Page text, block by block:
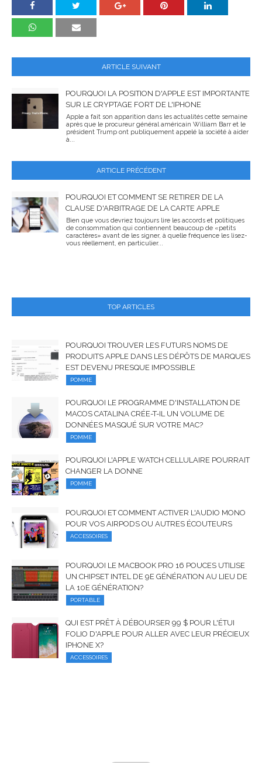
ARTICLE SUIVANT
POURQUOI LA POSITION D'APPLE EST IMPORTANTE
SUR LE CRYPTAGE FORT DE L'IPHONE
Apple a fait son apparition dans les actualités cette semaine
après que le procureur général américain William Barr et le
président Trump ont publiquement appelé la société à aider
à...
ARTICLE PRÉCÉDENT
POURQUOI ET COMMENT SE RETIRER DE LA
CLAUSE D'ARBITRAGE DE LA CARTE APPLE
Bien que vous devriez toujours lire les accords et politiques
de consommation qui contiennent beaucoup de «petits
caractères» avant de les signer, à quelle fréquence les lisez-
vous réellement, en particulier...
TOP ARTICLES
POURQUOI TROUVER LES FUTURS NOMS DE
PRODUITS APPLE DANS LES DÉPÔTS DE MARQUES
EST DEVENU PRESQUE IMPOSSIBLE
POMME
POURQUOI LE PROGRAMME D'INSTALLATION DE
MACOS CATALINA CRÉE-T-IL UN VOLUME DE
DONNÉES MASQUÉ SUR VOTRE MAC?
POMME
POURQUOI L'APPLE WATCH CELLULAIRE POURRAIT
CHANGER LA DONNE
POMME
POURQUOI ET COMMENT ACTIVER L'AUDIO MONO
POUR VOS AIRPODS OU AUTRES ÉCOUTEURS
ACCESSOIRES
POURQUOI LE MACBOOK PRO 16 POUCES UTILISE
UN CHIPSET INTEL DE 9E GÉNÉRATION AU LIEU DE
LA 10E GÉNÉRATION?
PORTABLE
QUI EST PRÊT À DÉBOURSER 99 $ POUR L'ÉTUI
FOLIO D'APPLE POUR ALLER AVEC LEUR PRÉCIEUX
IPHONE X?
ACCESSOIRES